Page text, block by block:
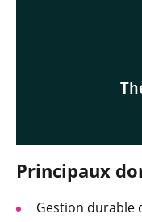
Principaux
Gestion durable